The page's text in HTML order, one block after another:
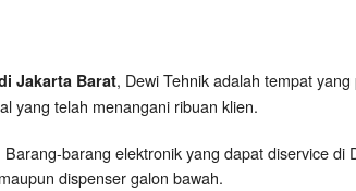
Jakarta Barat, Dewi Tehnik adalah tempat
yang telah menangani ribuan klien.
barang elektronik yang dapat diservice di
dispenser galon bawah.